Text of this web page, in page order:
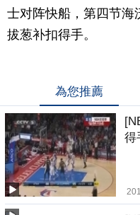
士对阵快船，第四节海
拔葱补扣得手。
為您推薦
得